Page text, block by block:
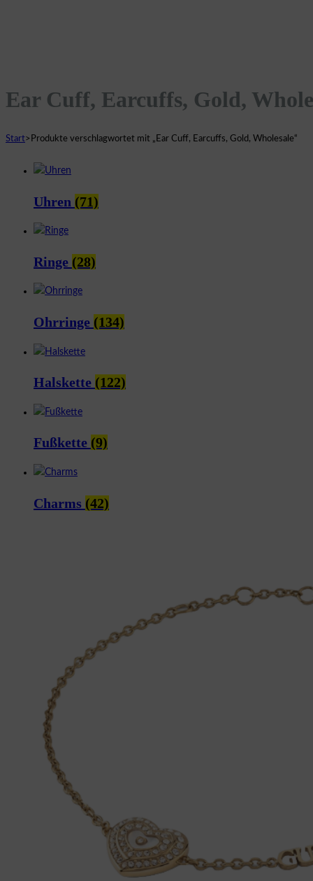
Ear Cuff, Earcuffs, Gold,
Start> Produkte verschlagwortet mit „Ear Cuff, Earcuffs, Gold, Wholesale“
Uhren (71)
Ringe (28)
Ohrringe (134)
Halskette (122)
Fußkette (9)
Charms (42)